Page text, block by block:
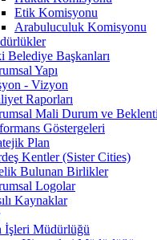
Etik Komisyonu
Arabuluculuk Komisyonu
Belediye Başkanları
Yapı
- Vizyon
Raporları
Mali Durum ve
Göstergeleri
Plan
Kentler (Sister Cities)
Bulunan Birlikler
Logolar
Kaynaklar
İşleri Müdürlüğü